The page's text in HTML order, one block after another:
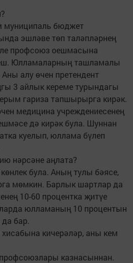
муниципаль бюджет
эшләве төп таләпләрнең
профсоюз оешмасына
Юлламаларның ташламалы
алу өчен претендент
3 айлык кереме турындагы
гариза тапшырырга кирәк.
медицина учреждениесенең
дә кирәк була. Шуннан
куелып, юллама бүлеп
нәрсәне аңлата?
була. Аның тулы бәясе,
мөмкин. Барлык шартлар да
10-60 процентка җитүе
юлламаның 10 процентын
бар.
кичерәләр, аны кем
казнасыннан.